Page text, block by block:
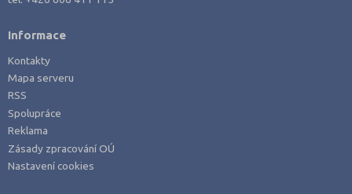
Informace
Kontakty
Mapa serveru
RSS
Spolupráce
Reklama
Zásady zpracování OÚ
Nastavení cookies